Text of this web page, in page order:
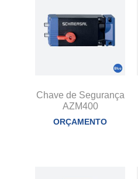
Chave de Segurança
AZM400
ORÇAMENTO